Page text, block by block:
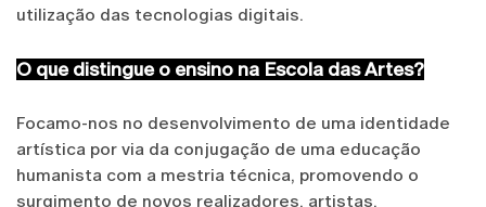
utilização das tecnologias digitais.
O que distingue o ensino na Escola das Artes?
Focamo-nos no desenvolvimento de uma identidade
artística por via da conjugação de uma educação
humanista com a mestria técnica, promovendo o
surgimento de novos realizadores, artistas,